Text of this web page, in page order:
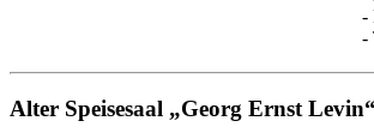
-
-
Alter Speisesaal „Georg Ernst